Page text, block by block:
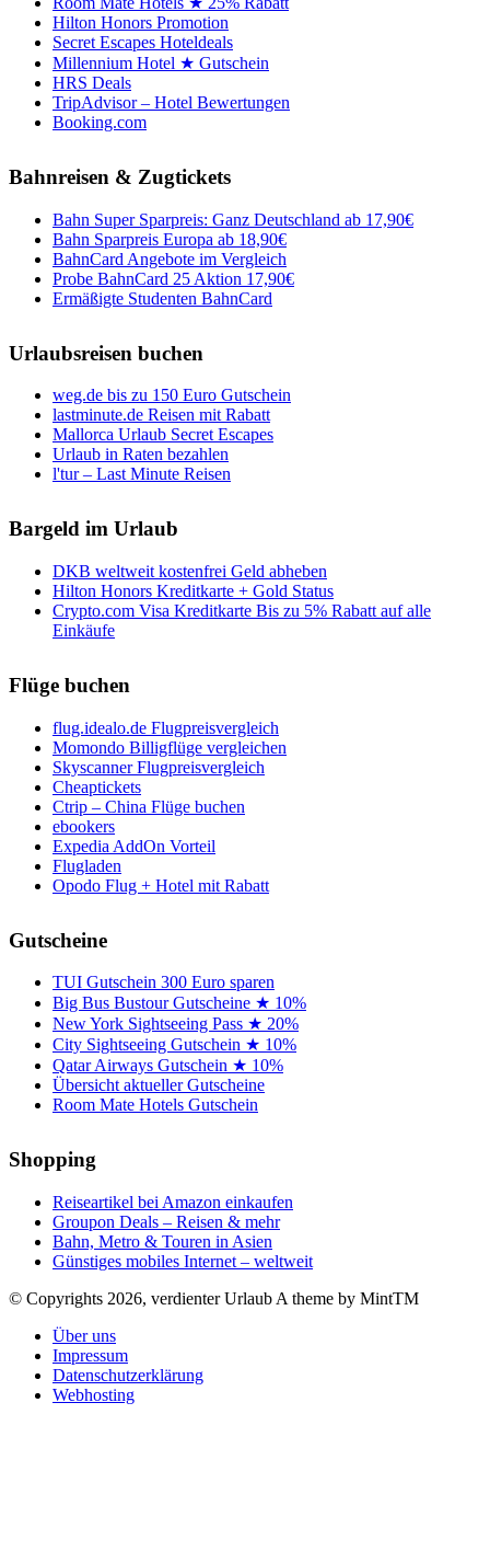
Hilton Honors Promotion
Secret Escapes Hoteldeals
Millennium Hotel ★ Gutschein
HRS Deals
TripAdvisor – Hotel Bewertungen
Booking.com
Bahnreisen & Zugtickets
Bahn Super Sparpreis: Ganz Deutschland ab 17,90€
Bahn Sparpreis Europa ab 18,90€
BahnCard Angebote im Vergleich
Probe BahnCard 25 Aktion 17,90€
Ermäßigte Studenten BahnCard
Urlaubsreisen buchen
weg.de bis zu 150 Euro Gutschein
lastminute.de Reisen mit Rabatt
Mallorca Urlaub Secret Escapes
Urlaub in Raten bezahlen
l'tur – Last Minute Reisen
Bargeld im Urlaub
DKB weltweit kostenfrei Geld abheben
Hilton Honors Kreditkarte + Gold Status
Crypto.com Visa Kreditkarte Bis zu 5% Rabatt auf alle
Einkäufe
Flüge buchen
flug.idealo.de Flugpreisvergleich
Momondo Billigflüge vergleichen
Skyscanner Flugpreisvergleich
Cheaptickets
Ctrip – China Flüge buchen
ebookers
Expedia AddOn Vorteil
Flugladen
Opodo Flug + Hotel mit Rabatt
Gutscheine
TUI Gutschein 300 Euro sparen
Big Bus Bustour Gutscheine ★ 10%
New York Sightseeing Pass ★ 20%
City Sightseeing Gutschein ★ 10%
Qatar Airways Gutschein ★ 10%
Übersicht aktueller Gutscheine
Room Mate Hotels Gutschein
Shopping
Reiseartikel bei Amazon einkaufen
Groupon Deals – Reisen & mehr
Bahn, Metro & Touren in Asien
Günstiges mobiles Internet – weltweit
© Copyrights 2026, verdienter Urlaub A theme by MintTM
Über uns
Impressum
Datenschutzerklärung
Webhosting